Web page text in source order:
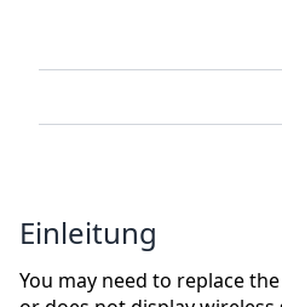
Einleitung
You may need to replace